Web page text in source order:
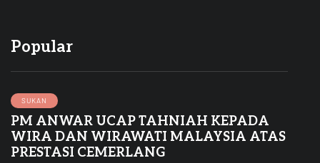
Popular
SUKAN
PM ANWAR UCAP TAHNIAH KEPADA
WIRA DAN WIRAWATI MALAYSIA ATAS
PRESTASI CEMERLANG